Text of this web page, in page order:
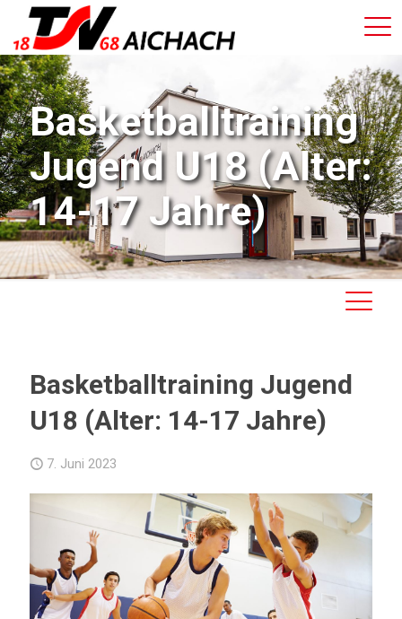
Basketballtraining
Jugend U18 (Alter:
14-17 Jahre)
Basketballtraining Jugend
U18 (Alter: 14-17 Jahre)
7. Juni 2023